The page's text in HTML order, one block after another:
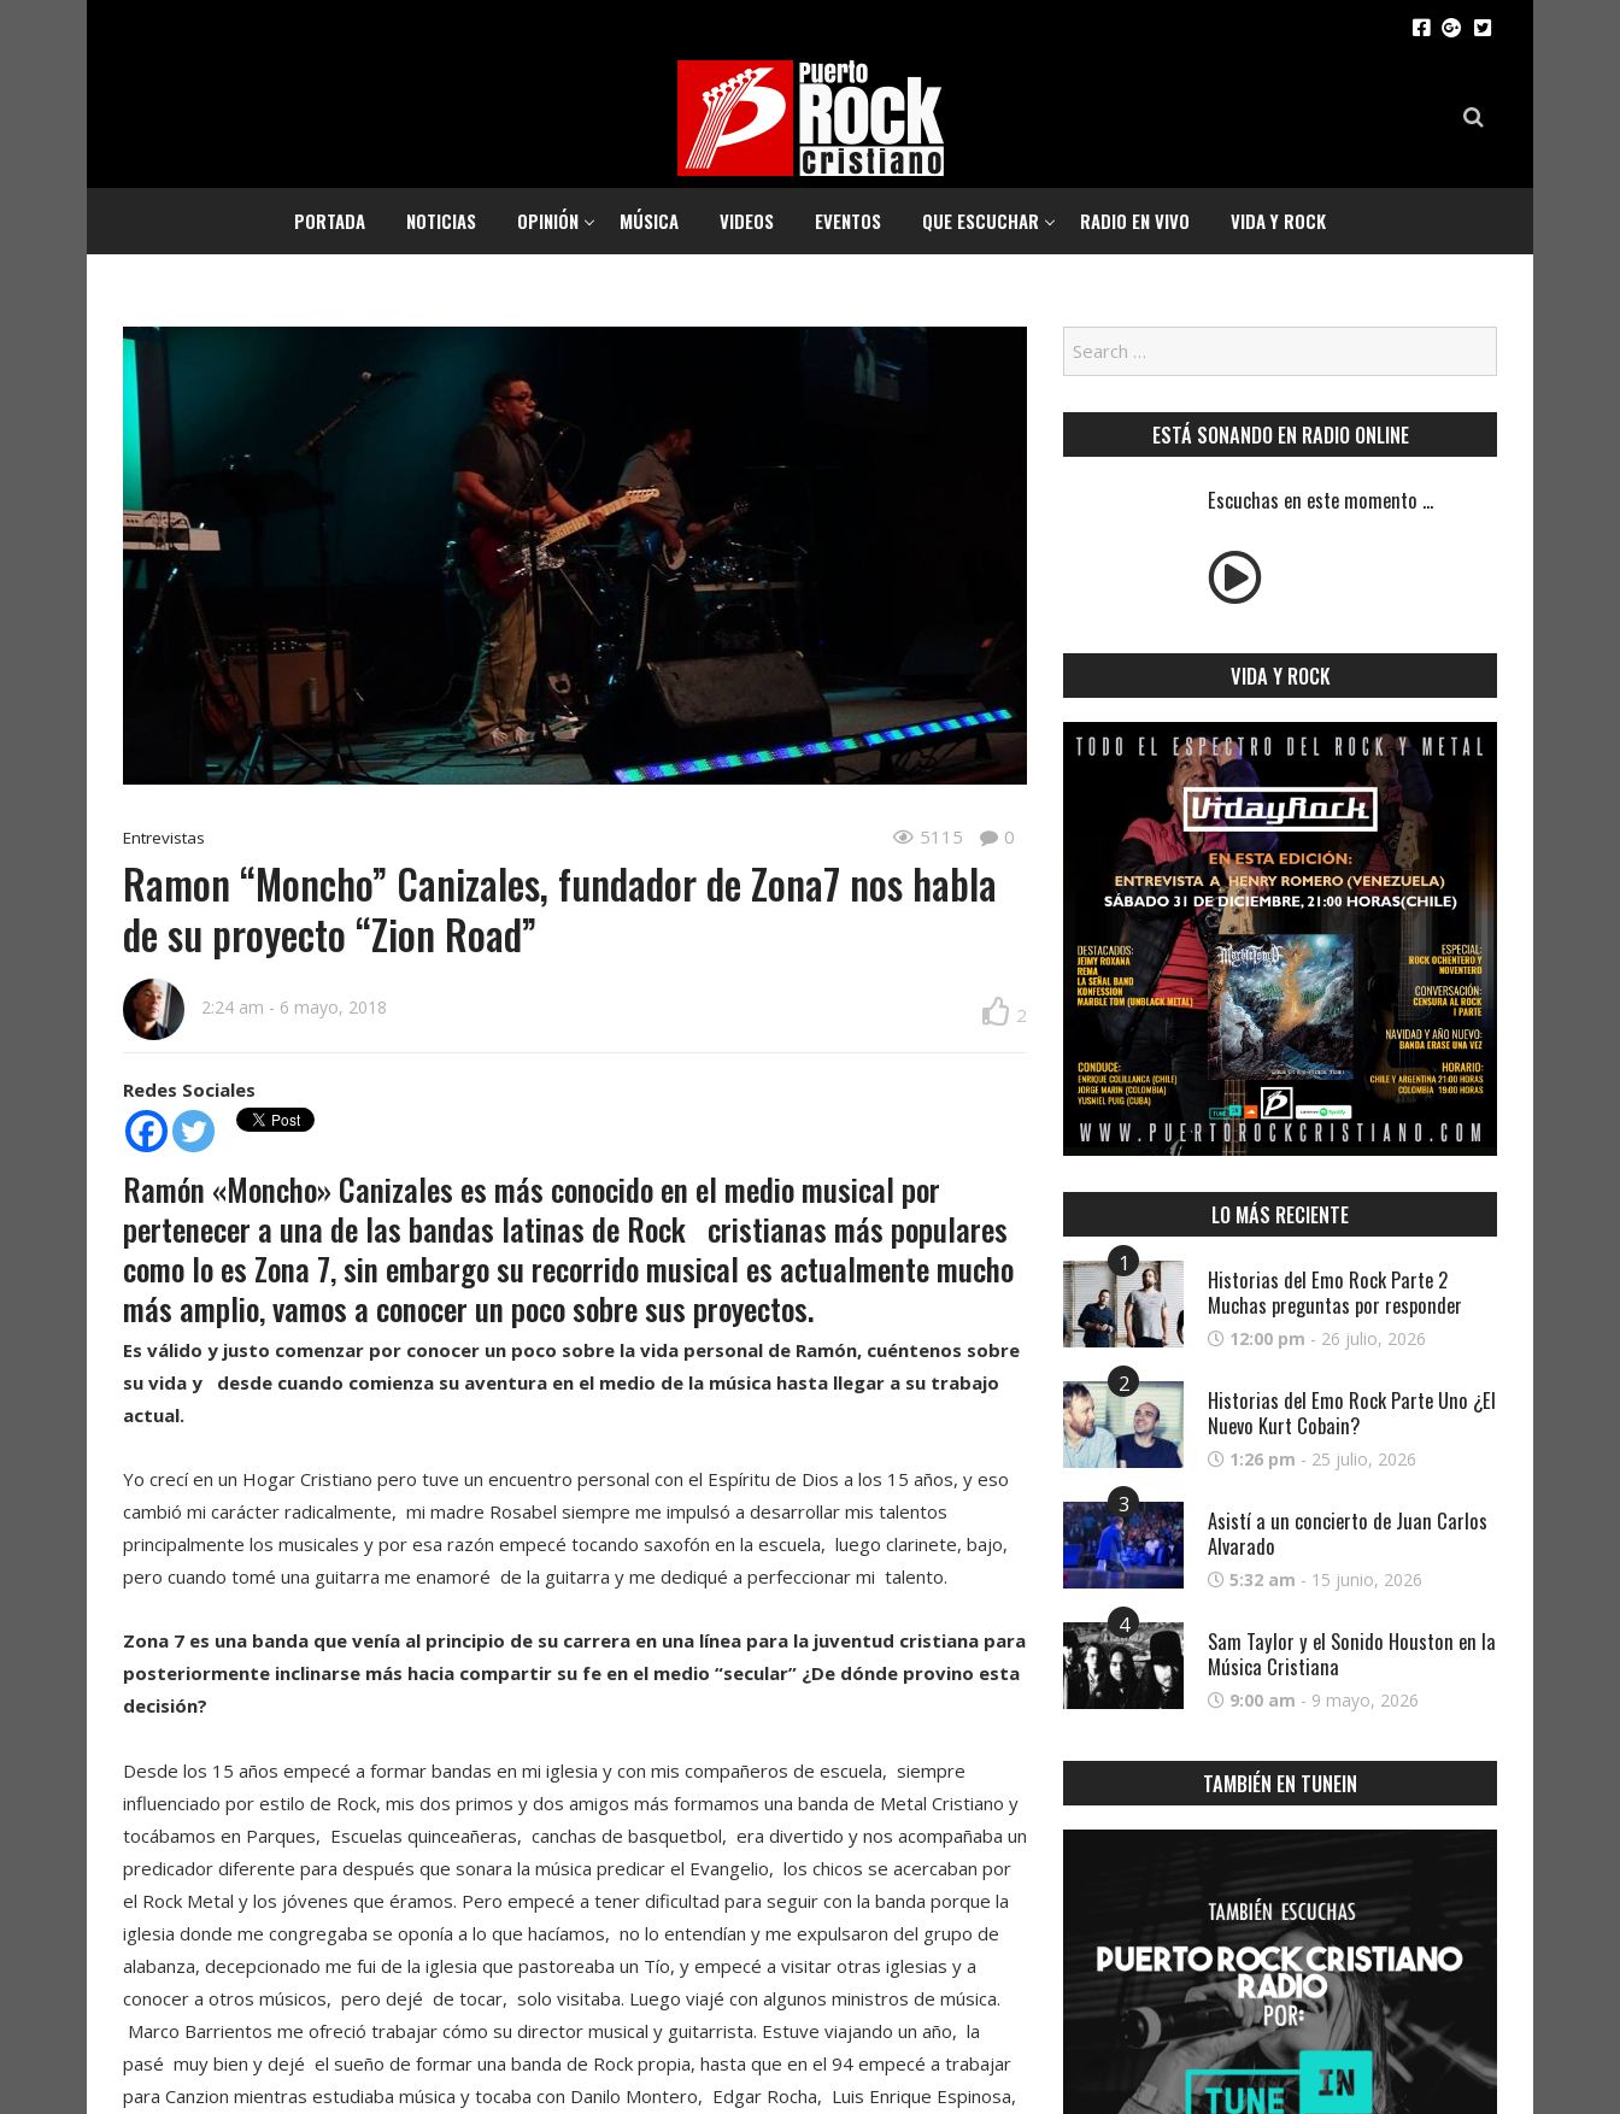
PORTADA NOTICIAS OPINIÓN MÚSICA VIDEOS EVENTOS QUE ESCUCHAR RADIO EN VIVO VIDA Y ROCK
Entrevistas 5115 0
Ramon “Moncho” Canizales, fundador de Zona7 nos habla
de su proyecto “Zion Road”
2:24 am - 6 mayo, 2018 2
Redes Sociales
Ramón «Moncho» Canizales es más conocido en el medio musical por
pertenecer a una de las bandas latinas de Rock cristianas más populares
como lo es Zona 7, sin embargo su recorrido musical es actualmente mucho
más amplio, vamos a conocer un poco sobre sus proyectos.
Es válido y justo comenzar por conocer un poco sobre la vida personal de Ramón, cuéntenos sobre
su vida y desde cuando comienza su aventura en el medio de la música hasta llegar a su trabajo
actual.
Yo crecí en un Hogar Cristiano pero tuve un encuentro personal con el Espíritu de Dios a los 15 años, y eso
cambió mi carácter radicalmente, mi madre Rosabel siempre me impulsó a desarrollar mis talentos
principalmente los musicales y por esa razón empecé tocando saxofón en la escuela, luego clarinete, bajo,
pero cuando tomé una guitarra me enamoré de la guitarra y me dediqué a perfeccionar mi talento.
Zona 7 es una banda que venía al principio de su carrera en una línea para la juventud cristiana para
posteriormente inclinarse más hacia compartir su fe en el medio “secular” ¿De dónde provino esta
decisión?
Desde los 15 años empecé a formar bandas en mi iglesia y con mis compañeros de escuela, siempre
influenciado por estilo de Rock, mis dos primos y dos amigos más formamos una banda de Metal Cristiano y
tocábamos en Parques, Escuelas quinceañeras, canchas de basquetbol, era divertido y nos acompañaba un
predicador diferente para después que sonara la música predicar el Evangelio, los chicos se acercaban por
el Rock Metal y los jóvenes que éramos. Pero empecé a tener dificultad para seguir con la banda porque la
iglesia donde me congregaba se oponía a lo que hacíamos, no lo entendían y me expulsaron del grupo de
alabanza, decepcionado me fui de la iglesia que pastoreaba un Tío, y empecé a visitar otras iglesias y a
conocer a otros músicos, pero dejé de tocar, solo visitaba. Luego viajé con algunos ministros de música.
Marco Barrientos me ofreció trabajar cómo su director musical y guitarrista. Estuve viajando un año, la
pasé muy bien y dejé el sueño de formar una banda de Rock propia, hasta que en el 94 empecé a trabajar
para Canzion mientras estudiaba música y tocaba con Danilo Montero, Edgar Rocha, Luis Enrique Espinosa,
ESTÁ SONANDO EN RADIO ONLINE
Escuchas en este momento ...
VIDA Y ROCK
LO MÁS RECIENTE
1
Historias del Emo Rock Parte 2
Muchas preguntas por responder
12:00 pm - 26 julio, 2026
2
Historias del Emo Rock Parte Uno ¿El
Nuevo Kurt Cobain?
1:26 pm - 25 julio, 2026
3
Asistí a un concierto de Juan Carlos
Alvarado
5:32 am - 15 junio, 2026
4
Sam Taylor y el Sonido Houston en la
Música Cristiana
9:00 am - 9 mayo, 2026
TAMBIÉN EN TUNEIN